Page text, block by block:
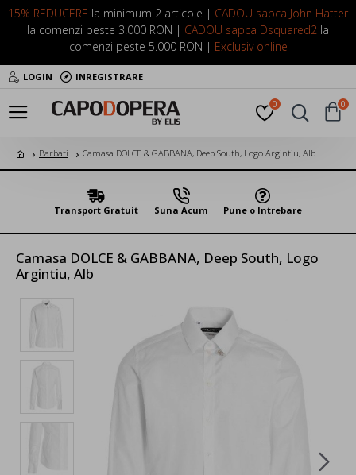
15% REDUCERE la minimum 2 articole | CADOU sapca John Hatter
la comenzi peste 3.000 RON | CADOU sapca Dsquared2 la
comenzi peste 5.000 RON | Exclusiv online
LOGIN INREGISTRARE
0 0
Barbati Camasa DOLCE & GABBANA, Deep South, Logo Argintiu, Alb
Transport Gratuit Suna Acum Pune o Intrebare
Camasa DOLCE & GABBANA, Deep South, Logo
Argintiu, Alb